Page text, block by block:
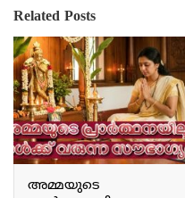
Related Posts
അമ്മയുടെ